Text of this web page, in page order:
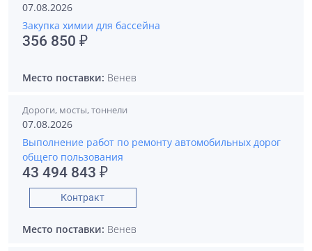
07.08.2026
Закупка химии для бассейна
356 850 ₽
Место поставки: Венев
Дороги, мосты, тоннели
07.08.2026
Выполнение работ по ремонту автомобильных дорог
общего пользования
43 494 843 ₽
Контракт
Место поставки: Венев